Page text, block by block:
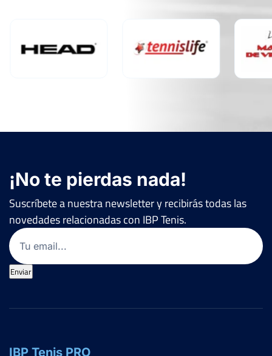
¡No te pierdas nada!
Suscríbete a nuestra newsletter y recibirás todas las
novedades relacionadas con IBP Tenis.
Email
Enviar
IBP Tenis PRO